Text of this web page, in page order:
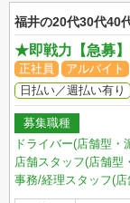
福井の20代30代40
★即戦力【急募
正社員 アルバイト
日払い／週払い有り
募集職種
ドライバー(店舗型・
店舗スタッフ(店舗型
事務/経理スタッフ(